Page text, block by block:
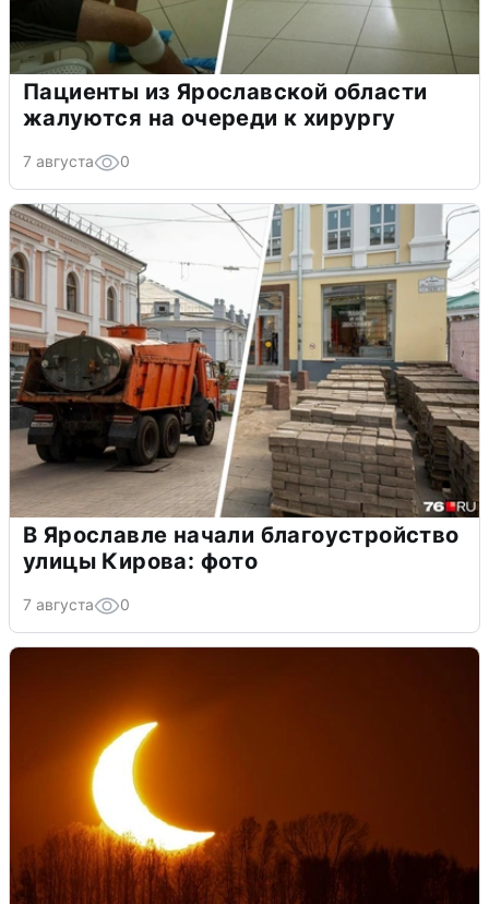
Пациенты из Ярославской области
жалуются на очереди к хирургу
7 августа 0
В Ярославле начали благоустройство
улицы Кирова: фото
7 августа 0